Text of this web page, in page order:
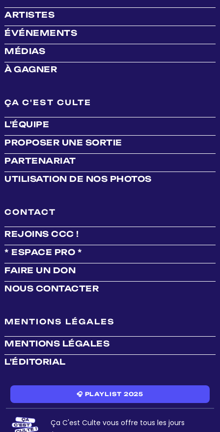
ARTISTES
ÉVÉNEMENTS
MÉDIAS
À GAGNER
ÇA C'EST CULTE
L'ÉQUIPE
PROPOSER UNE SORTIE
PARTENARIAT
UTILISATION DE NOS PHOTOS
CONTACT
REJOINS CCC !
* ESPACE PRO *
FAIRE UN DON
NOUS CONTACTER
MENTIONS LÉGALES
MENTIONS LÉGALES
L'ÉDITORIAL
🎧 PLAYLIST 2025
Ça C'est Culte vous offre tous les jours